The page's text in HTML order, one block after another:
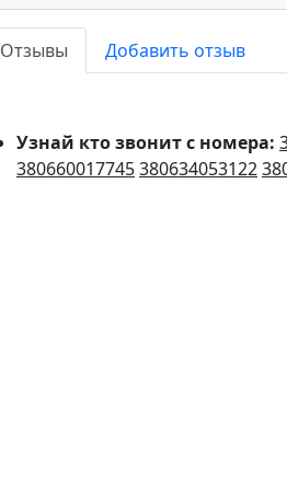
Отзывы
Добавить отзыв
Узнай кто звонит с номера:
380660017745380634053122